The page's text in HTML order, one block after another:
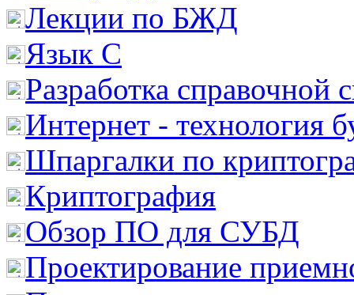
Лекции по БЖД
Язык С
Разработка справочной
Интернет - технология
Шпаргалки по
Криптография
Обзор ПО для СУБД
Проектирование